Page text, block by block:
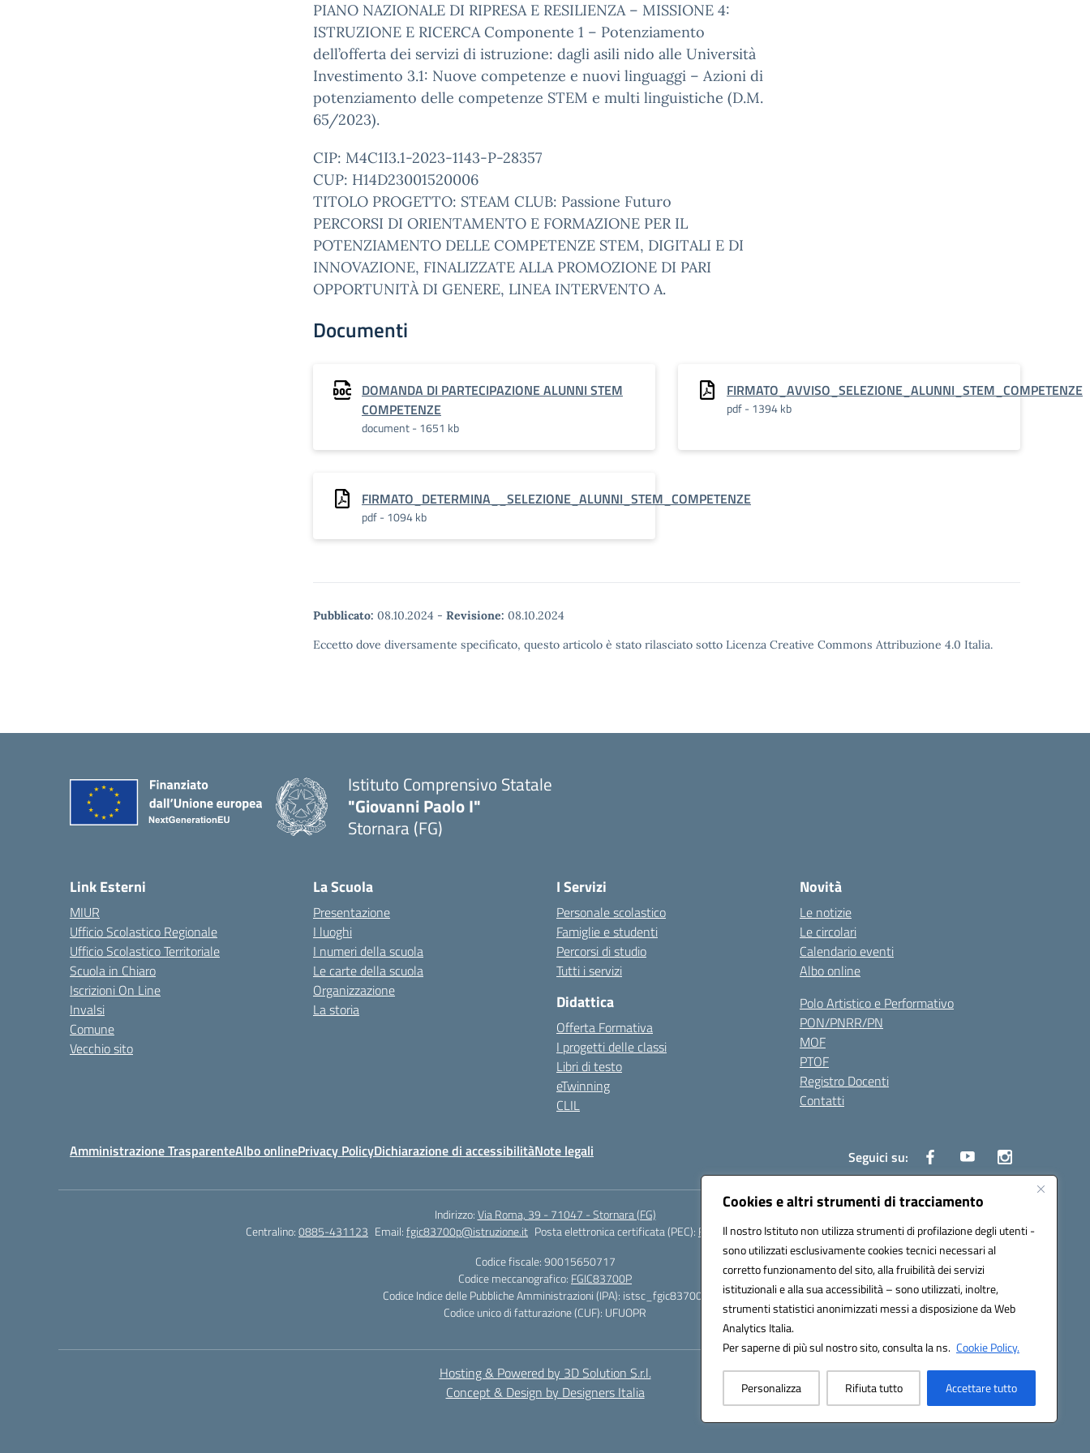
Cookies e altri strumenti di tracciamento
Il nostro Istituto non utilizza strumenti di profilazione degli utenti -
sono utilizzati esclusivamente cookies tecnici necessari al
corretto funzionamento del sito, alla fruibilità dei servizi
istituzionali e alla sua accessibilità – sono utilizzati, inoltre,
strumenti statistici anonimizzati messi a disposizione da Web
Analytics Italia.
Per saperne di più sul nostro sito, consulta la ns. Cookie Policy.
Personalizza Rifiuta tutto Accettare tutto
PIANO NAZIONALE DI RIPRESA E RESILIENZA – MISSIONE 4:
ISTRUZIONE E RICERCA Componente 1 – Potenziamento
dell’offerta dei servizi di istruzione: dagli asili nido alle Università
Investimento 3.1: Nuove competenze e nuovi linguaggi – Azioni di
potenziamento delle competenze STEM e multi linguistiche (D.M.
65/2023).
CIP: M4C1I3.1-2023-1143-P-28357
CUP: H14D23001520006
TITOLO PROGETTO: STEAM CLUB: Passione Futuro
PERCORSI DI ORIENTAMENTO E FORMAZIONE PER IL
POTENZIAMENTO DELLE COMPETENZE STEM, DIGITALI E DI
INNOVAZIONE, FINALIZZATE ALLA PROMOZIONE DI PARI
OPPORTUNITÀ DI GENERE, LINEA INTERVENTO A.
Documenti
DOMANDA DI PARTECIPAZIONE ALUNNI STEM
COMPETENZE
document - 1651 kb
FIRMATO_AVVISO_SELEZIONE_ALUNNI_STEM_COMPETENZE
pdf - 1394 kb
FIRMATO_DETERMINA__SELEZIONE_ALUNNI_STEM_COMPETENZE
pdf - 1094 kb
Pubblicato: 08.10.2024 - Revisione: 08.10.2024
Eccetto dove diversamente specificato, questo articolo è stato rilasciato sotto Licenza Creative Commons Attribuzione 4.0 Italia.
Istituto Comprensivo Statale
"Giovanni Paolo I"
Stornara (FG)
Link Esterni
MIUR
Ufficio Scolastico Regionale
Ufficio Scolastico Territoriale
Scuola in Chiaro
Iscrizioni On Line
Invalsi
Comune
Vecchio sito
La Scuola
Presentazione
I luoghi
I numeri della scuola
Le carte della scuola
Organizzazione
La storia
I Servizi
Personale scolastico
Famiglie e studenti
Percorsi di studio
Tutti i servizi
Didattica
Offerta Formativa
I progetti delle classi
Libri di testo
eTwinning
CLIL
Novità
Le notizie
Le circolari
Calendario eventi
Albo online
Polo Artistico e Performativo
PON/PNRR/PN
MOF
PTOF
Registro Docenti
Contatti
Amministrazione TrasparenteAlbo onlinePrivacy PolicyDichiarazione di accessibilitàNote legali Seguici su:
Indirizzo:Via Roma, 39 - 71047 - Stornara (FG)
Centralino:0885-431123 Email:fgic83700p@istruzione.it Posta elettronica certificata (PEC): FGIC83700P@pec.istruzione.it
Codice fiscale: 90015650717
Codice meccanografico: FGIC83700P
Codice Indice delle Pubbliche Amministrazioni (IPA): istsc_fgic83700p
Codice unico di fatturazione (CUF): UFUOPR
Hosting & Powered by 3D Solution S.r.l.
Concept & Design by Designers Italia